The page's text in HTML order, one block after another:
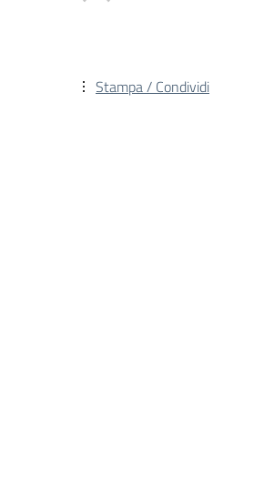
Stampa / Condividi